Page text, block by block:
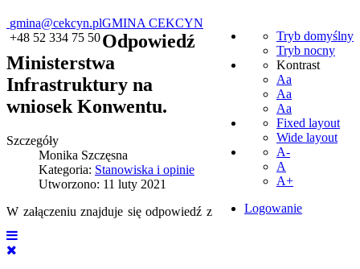
gmina@cekcyn.pl
+48 52 334 75 50
Tryb domyślny
Tryb nocny
Kontrast
Aa
Aa
Aa
Fixed layout
Wide layout
A-
A
A+
Logowanie
GMINA CEKCYN
Odpowiedź
Ministerstwa
Infrastruktury na
wniosek Konwentu.
Szczegóły
Monika Szczęsna
Kategoria: Stanowiska i opinie
Utworzono: 11 luty 2021
W załączeniu znajduje się odpowiedź z